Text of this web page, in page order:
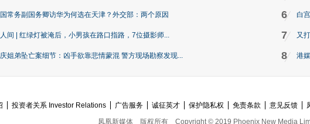
常务副国务卿访华为何选在天津？外交部：两个原因
间 | 红绿灯被淹后，小男孩在路口指路，7位摄影师...
姐弟坠亡案细节：凶手欲靠悲情蒙混 警方现场勘察发现...
6 白
7 又
8 港
投资者关系 Investor Relations 广告服务 诚征英才 保护隐私权 免责条款 意见反馈
凤凰新媒体
版权所有 Copyright © 2019 Phoenix New Media